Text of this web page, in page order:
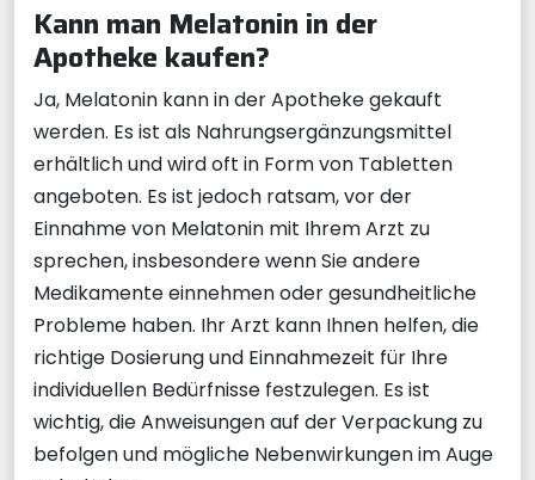
Kann man Melatonin in der
Apotheke kaufen?
Ja, Melatonin kann in der Apotheke gekauft
werden. Es ist als Nahrungsergänzungsmittel
erhältlich und wird oft in Form von Tabletten
angeboten. Es ist jedoch ratsam, vor der
Einnahme von Melatonin mit Ihrem Arzt zu
sprechen, insbesondere wenn Sie andere
Medikamente einnehmen oder gesundheitliche
Probleme haben. Ihr Arzt kann Ihnen helfen, die
richtige Dosierung und Einnahmezeit für Ihre
individuellen Bedürfnisse festzulegen. Es ist
wichtig, die Anweisungen auf der Verpackung zu
befolgen und mögliche Nebenwirkungen im Auge